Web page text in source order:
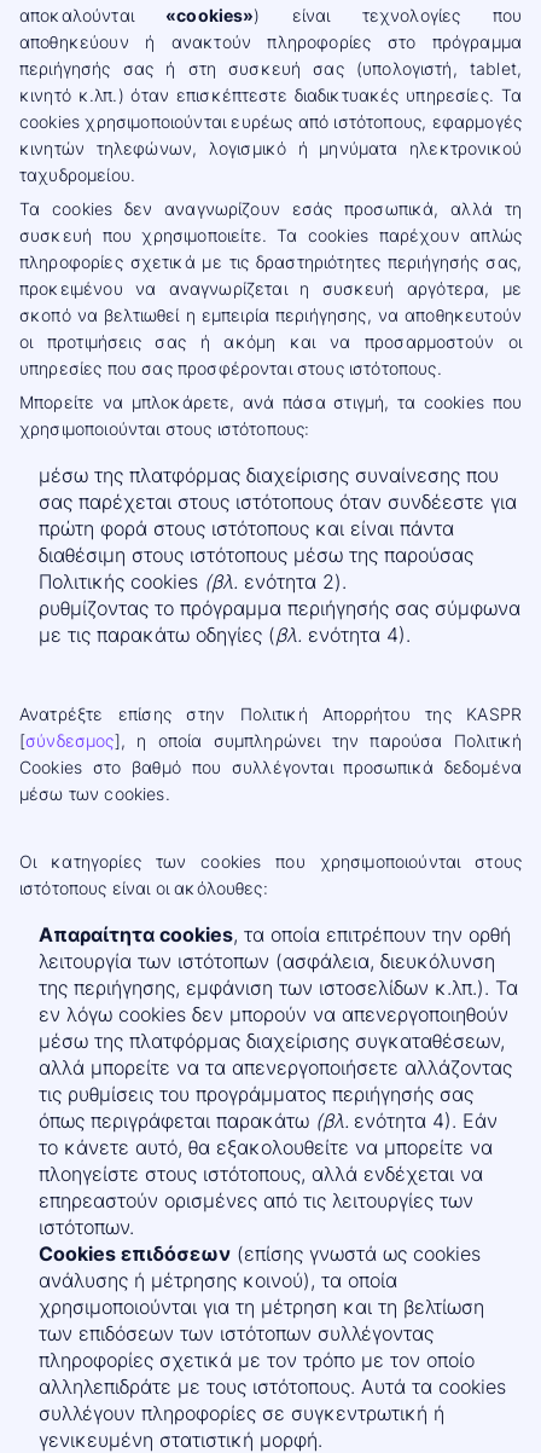
αποκαλούνται «cookies») είναι τεχνολογίες που
αποθηκεύουν ή ανακτούν πληροφορίες στο πρόγραμμα
περιήγησής σας ή στη συσκευή σας (υπολογιστή, tablet,
κινητό κ.λπ.) όταν επισκέπτεστε διαδικτυακές υπηρεσίες. Τα
cookies χρησιμοποιούνται ευρέως από ιστότοπους, εφαρμογές
κινητών τηλεφώνων, λογισμικό ή μηνύματα ηλεκτρονικού
ταχυδρομείου.
Τα cookies δεν αναγνωρίζουν εσάς προσωπικά, αλλά τη
συσκευή που χρησιμοποιείτε. Τα cookies παρέχουν απλώς
πληροφορίες σχετικά με τις δραστηριότητες περιήγησής σας,
προκειμένου να αναγνωρίζεται η συσκευή αργότερα, με
σκοπό να βελτιωθεί η εμπειρία περιήγησης, να αποθηκευτούν
οι προτιμήσεις σας ή ακόμη και να προσαρμοστούν οι
υπηρεσίες που σας προσφέρονται στους ιστότοπους.
Μπορείτε να μπλοκάρετε, ανά πάσα στιγμή, τα cookies που
χρησιμοποιούνται στους ιστότοπους:
μέσω της πλατφόρμας διαχείρισης συναίνεσης που
σας παρέχεται στους ιστότοπους όταν συνδέεστε για
πρώτη φορά στους ιστότοπους και είναι πάντα
διαθέσιμη στους ιστότοπους μέσω της παρούσας
Πολιτικής cookies (βλ. ενότητα 2).
ρυθμίζοντας το πρόγραμμα περιήγησής σας σύμφωνα
με τις παρακάτω οδηγίες (βλ. ενότητα 4).
Ανατρέξτε επίσης στην Πολιτική Απορρήτου της KASPR
[σύνδεσμος], η οποία συμπληρώνει την παρούσα Πολιτική
Cookies στο βαθμό που συλλέγονται προσωπικά δεδομένα
μέσω των cookies.
Οι κατηγορίες των cookies που χρησιμοποιούνται στους
ιστότοπους είναι οι ακόλουθες:
Απαραίτητα cookies, τα οποία επιτρέπουν την ορθή
λειτουργία των ιστότοπων (ασφάλεια, διευκόλυνση
της περιήγησης, εμφάνιση των ιστοσελίδων κ.λπ.). Τα
εν λόγω cookies δεν μπορούν να απενεργοποιηθούν
μέσω της πλατφόρμας διαχείρισης συγκαταθέσεων,
αλλά μπορείτε να τα απενεργοποιήσετε αλλάζοντας
τις ρυθμίσεις του προγράμματος περιήγησής σας
όπως περιγράφεται παρακάτω (βλ. ενότητα 4). Εάν
το κάνετε αυτό, θα εξακολουθείτε να μπορείτε να
πλοηγείστε στους ιστότοπους, αλλά ενδέχεται να
επηρεαστούν ορισμένες από τις λειτουργίες των
ιστότοπων.
Cookies επιδόσεων (επίσης γνωστά ως cookies
ανάλυσης ή μέτρησης κοινού), τα οποία
χρησιμοποιούνται για τη μέτρηση και τη βελτίωση
των επιδόσεων των ιστότοπων συλλέγοντας
πληροφορίες σχετικά με τον τρόπο με τον οποίο
αλληλεπιδράτε με τους ιστότοπους. Αυτά τα cookies
συλλέγουν πληροφορίες σε συγκεντρωτική ή
γενικευμένη στατιστική μορφή.